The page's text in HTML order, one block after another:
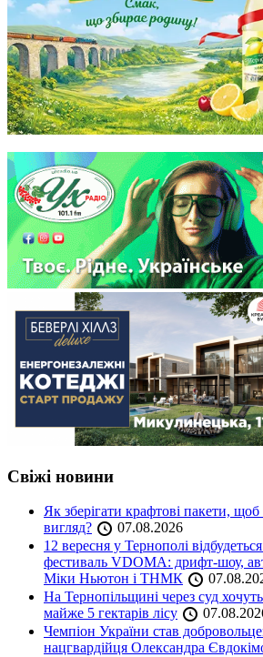
Свіжі новини
Як зберігати крафтові пакети,
вигляд?
07.08.2026
12 вересня у Тернополі
фестиваль VDOMA: дрифт-шоу,
Міки Ньютон і ТНМК
На Тернопільщині через суд
майже 5 гектарів лісу
Чемпіон України став
нацгвардійця Олександра